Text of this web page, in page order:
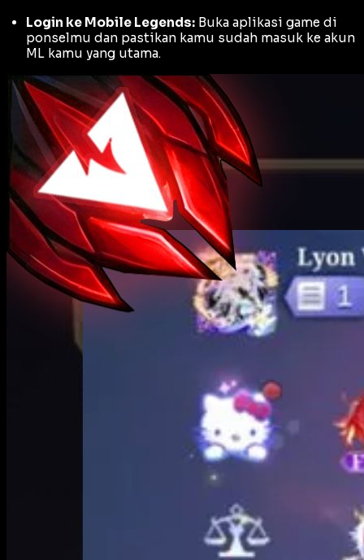
Login ke Mobile Legends: Buka aplikasi game di
ponselmu dan pastikan kamu sudah masuk ke akun
ML kamu yang utama.